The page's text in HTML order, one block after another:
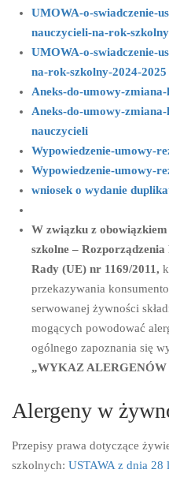
UMOWA-o-swiadczenie-
nauczycieli-na-rok-
UMOWA-o-swiadczenie-
na-rok-szkolny-2024-2025
Aneks-do-umowy-
Aneks-do-umowy-
nauczycieli
Wypowiedzenie-umowy-
Wypowiedzenie-umowy-
wniosek o wydanie
W związku z
szkolne –
Rady (UE) nr 1169/2011,
przekazywania
serwowanej żywności
mogących powodować
ogólnego zapoznania się
„WYKAZ
Alergeny w
Przepisy prawa dotyczące
szkolnych: USTAWA z dnia 28